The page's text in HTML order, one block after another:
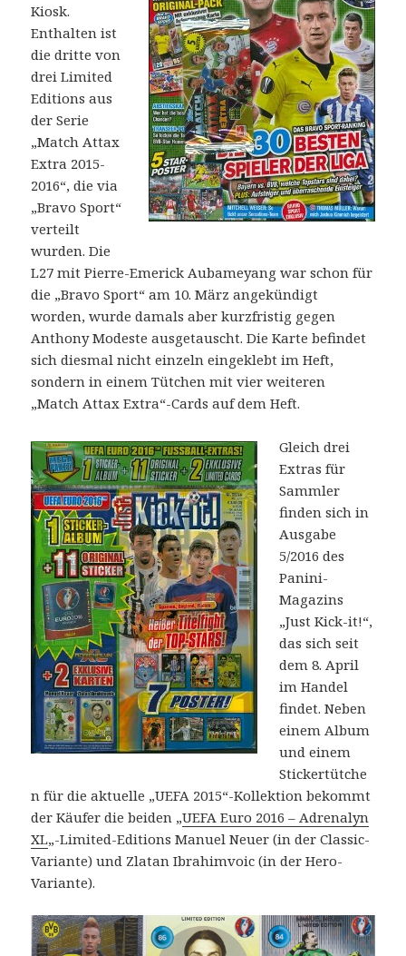
Kiosk.
Enthalten ist
die dritte von
drei Limited
Editions aus
der Serie
„Match Attax
Extra 2015-
2016“, die via
„Bravo Sport“
verteilt
wurden. Die
L27 mit Pierre-Emerick Aubameyang war schon für
die „Bravo Sport“ am 10. März angekündigt
worden, wurde damals aber kurzfristig gegen
Anthony Modeste ausgetauscht. Die Karte befindet
sich diesmal nicht einzeln eingeklebt im Heft,
sondern in einem Tütchen mit vier weiteren
„Match Attax Extra“-Cards auf dem Heft.
Gleich drei
Extras für
Sammler
finden sich in
Ausgabe
5/2016 des
Panini-
Magazins
„Just Kick-it!“,
das sich seit
dem 8. April
im Handel
findet. Neben
einem Album
und einem
Stickertütche
n für die aktuelle „UEFA 2015“-Kollektion bekommt
der Käufer die beiden „UEFA Euro 2016 – Adrenalyn
XL„-Limited-Editions Manuel Neuer (in der Classic-
Variante) und Zlatan Ibrahimvoic (in der Hero-
Variante).